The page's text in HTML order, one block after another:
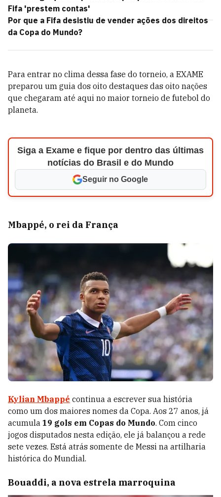
Fifa 'prestem contas'
Por que a Fifa desistiu de vender ações dos direitos
da Copa do Mundo?
Para entrar no clima dessa fase do torneio, a EXAME
preparou um guia dos oito destaques das oito nações
que chegaram até aqui no maior torneio de futebol do
planeta.
Siga a Exame e fique por dentro das últimas
notícias do Brasil e do Mundo
Seguir no Google
Mbappé, o rei da França
Kylian Mbappé continua a escrever sua história
como um dos maiores nomes da Copa. Aos 27 anos, já
acumula 19 gols em Copas do Mundo. Com cinco
jogos disputados nesta edição, ele já balançou a rede
sete vezes. Está atrás somente de Messi na artilharia
histórica do Mundial.
Bouaddi, a nova estrela marroquina